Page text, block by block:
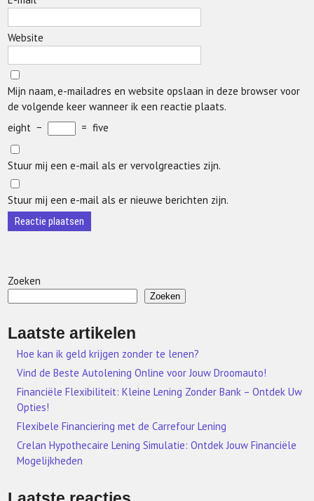
Website
Mijn naam, e-mailadres en website opslaan in deze browser voor
de volgende keer wanneer ik een reactie plaats.
eight − = five
Stuur mij een e-mail als er vervolgreacties zijn.
Stuur mij een e-mail als er nieuwe berichten zijn.
Zoeken
Zoeken
Laatste artikelen
Hoe kan ik geld krijgen zonder te lenen?
Vind de Beste Autolening Online voor Jouw Droomauto!
Financiële Flexibiliteit: Kleine Lening Zonder Bank – Ontdek Uw
Opties!
Flexibele Financiering met de Carrefour Lening
Crelan Hypothecaire Lening Simulatie: Ontdek Jouw Financiële
Mogelijkheden